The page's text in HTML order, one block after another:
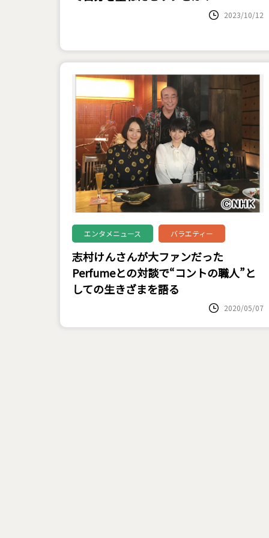
2023/10/12
エンタメニュース バラエティー
志村けんさんが大ファンだった
Perfumeとの対談で“コントの職人”と
しての生きざまを語る
2020/05/07